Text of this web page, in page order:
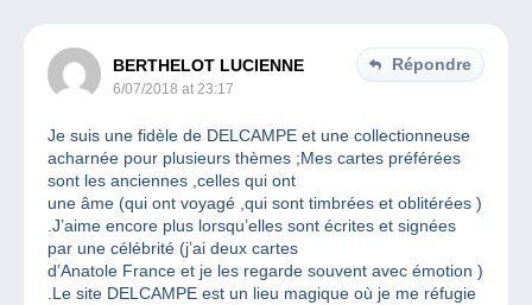
BERTHELOT LUCIENNE
6/07/2018 at 23:17
Répondre
Je suis une fidèle de DELCAMPE et une collectionneuse
acharnée pour plusieurs thèmes ;Mes cartes préférées
sont les anciennes ,celles qui ont
une âme (qui ont voyagé ,qui sont timbrées et oblitérées )
.J’aime encore plus lorsqu’elles sont écrites et signées
par une célébrité (j’ai deux cartes
d’Anatole France et je les regarde souvent avec émotion )
.Le site DELCAMPE est un lieu magique où je me réfugie